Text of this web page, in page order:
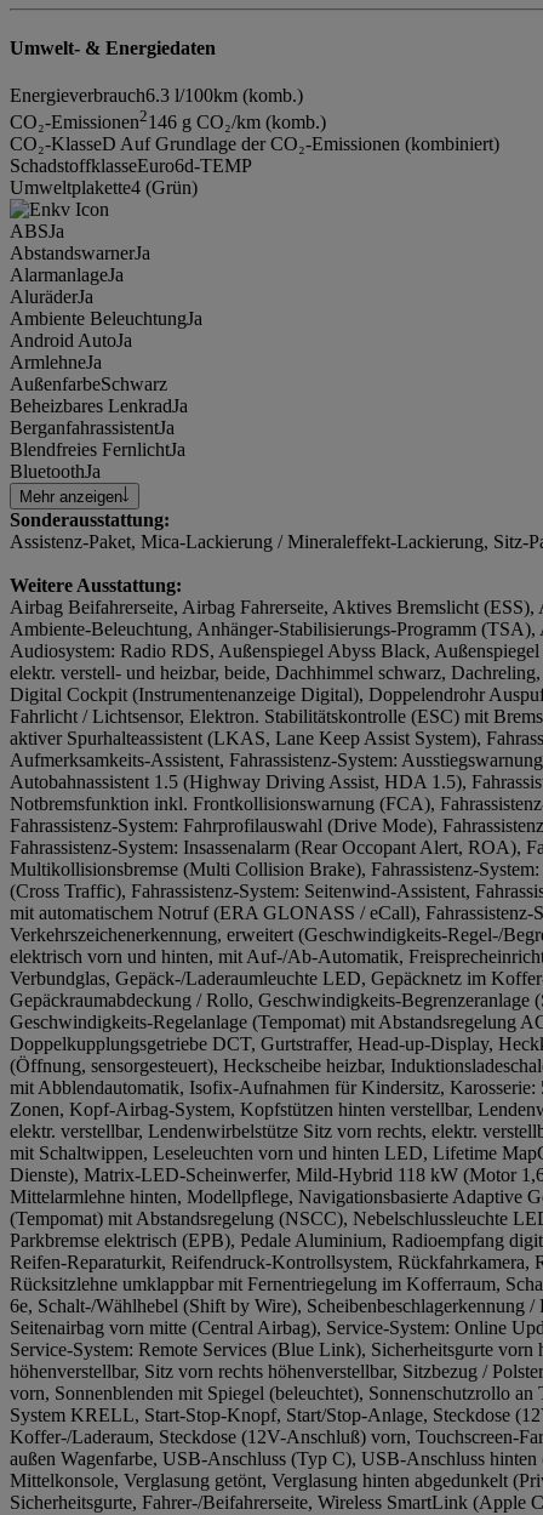
Umwelt- & Energiedaten
Energieverbrauch6.3 l/100km (komb.)
CO₂-Emissionen2146 g CO₂/km (komb.)
CO₂-KlasseD Auf Grundlage der CO₂-Emissionen (kombiniert)
SchadstoffklasseEuro6d-TEMP
Umweltplakette4 (Grün)
ABSJa
AbstandswarnerJa
AlarmanlageJa
AluräderJa
Ambiente BeleuchtungJa
Android AutoJa
ArmlehneJa
AußenfarbeSchwarz
Beheizbares LenkradJa
BerganfahrassistentJa
Blendfreies FernlichtJa
BluetoothJa
Mehr anzeigen
Sonderausstattung:
Assistenz-Paket, Mica-Lackierung / Mineraleffekt-Lackierung, Sitz-
Weitere Ausstattung:
Airbag Beifahrerseite, Airbag Fahrerseite, Aktives Bremslicht
Ambiente-Beleuchtung, Anhänger-Stabilisierungs-Programm
Audiosystem: Radio RDS, Außenspiegel Abyss Black,
elektr. verstell- und heizbar, beide, Dachhimmel schwarz,
Digital Cockpit (Instrumentenanzeige Digital), Doppelendrohr
Fahrlicht / Lichtsensor, Elektron. Stabilitätskontrolle (ESC) mit
aktiver Spurhalteassistent (LKAS, Lane Keep Assist System),
Aufmerksamkeits-Assistent, Fahrassistenz-System:
Autobahnassistent 1.5 (Highway Driving Assist, HDA 1.5),
Notbremsfunktion inkl. Frontkollisionswarnung (FCA),
Fahrassistenz-System: Fahrprofilauswahl (Drive Mode),
Fahrassistenz-System: Insassenalarm (Rear Occopant Alert, ROA),
Multikollisionsbremse (Multi Collision Brake), Fahrassistenz-
(Cross Traffic), Fahrassistenz-System: Seitenwind-Assistent,
mit automatischem Notruf (ERA GLONASS / eCall), Fahrassistenz-
Verkehrszeichenerkennung, erweitert (Geschwindigkeits-Regel-/
elektrisch vorn und hinten, mit Auf-/Ab-Automatik,
Verbundglas, Gepäck-/Laderaumleuchte LED, Gepäcknetz im
Gepäckraumabdeckung / Rollo, Geschwindigkeits-Begrenzeranlage
Geschwindigkeits-Regelanlage (Tempomat) mit Abstandsregelung
Doppelkupplungsgetriebe DCT, Gurtstraffer, Head-up-Display,
(Öffnung, sensorgesteuert), Heckscheibe heizbar,
mit Abblendautomatik, Isofix-Aufnahmen für Kindersitz,
Zonen, Kopf-Airbag-System, Kopfstützen hinten verstellbar,
elektr. verstellbar, Lendenwirbelstütze Sitz vorn rechts, elektr.
mit Schaltwippen, Leseleuchten vorn und hinten LED, Lifetime
Dienste), Matrix-LED-Scheinwerfer, Mild-Hybrid 118 kW (Motor
Mittelarmlehne hinten, Modellpflege, Navigationsbasierte Adaptive
(Tempomat) mit Abstandsregelung (NSCC), Nebelschlussleuchte
Parkbremse elektrisch (EPB), Pedale Aluminium, Radioempfang
Reifen-Reparaturkit, Reifendruck-Kontrollsystem, Rückfahrkamera,
Rücksitzlehne umklappbar mit Fernentriegelung im Kofferraum,
6e, Schalt-/Wählhebel (Shift by Wire), Scheibenbeschlagerkennung /
Seitenairbag vorn mitte (Central Airbag), Service-System: Online
Service-System: Remote Services (Blue Link), Sicherheitsgurte
höhenverstellbar, Sitz vorn rechts höhenverstellbar, Sitzbezug /
vorn, Sonnenblenden mit Spiegel (beleuchtet), Sonnenschutzrollo an
System KRELL, Start-Stop-Knopf, Start/Stop-Anlage, Steckdose
Koffer-/Laderaum, Steckdose (12V-Anschluß) vorn, Touchscreen-
außen Wagenfarbe, USB-Anschluss (Typ C), USB-Anschluss
Mittelkonsole, Verglasung getönt, Verglasung hinten abgedunkelt
Sicherheitsgurte, Fahrer-/Beifahrerseite, Wireless SmartLink (Apple